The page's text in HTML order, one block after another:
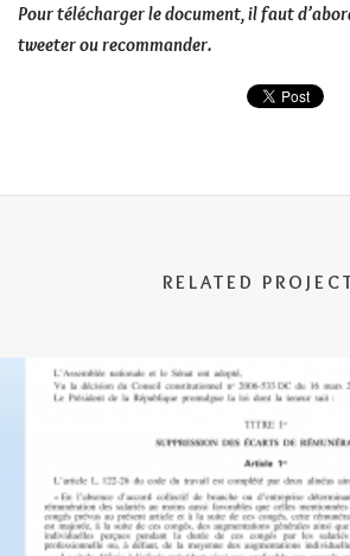
Pour télécharger le document, il faut
tweeter ou recommander.
RELATED